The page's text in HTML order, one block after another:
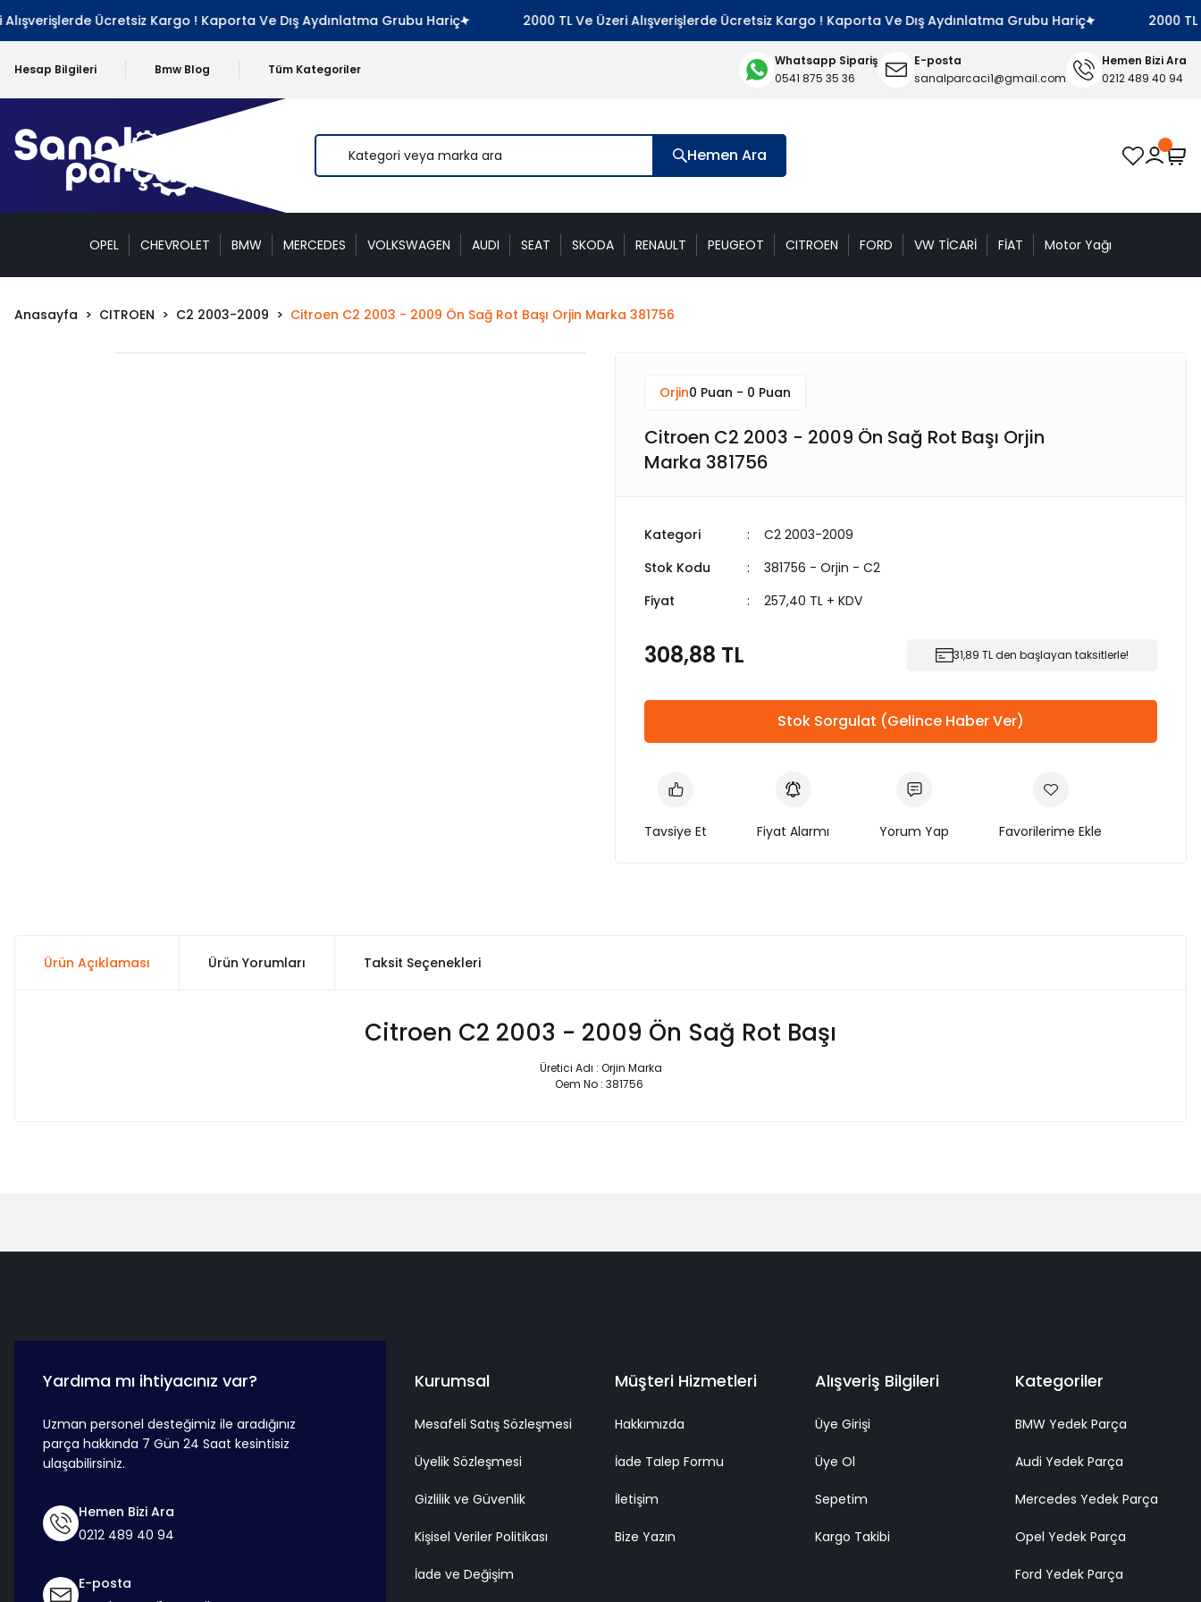
Ücretsiz Kargo ! Kaporta Ve Dış Aydınlatma Grubu Hariç 2000 TL Ve Üzeri Alışverişlerde Ücretsiz Kargo ! Kaporta Ve Dış Aydınlatma Grubu Hariç 2000 TL
Hesap Bilgileri Bmw Blog Tüm Kategoriler
Whatsapp Sipariş
0541 875 35 36
E-posta
sanalparcaci1@gmail.com
Hemen Bizi Ara
0212 489 40 94
Hemen Ara
OPEL CHEVROLET BMW MERCEDES VOLKSWAGEN AUDI SEAT SKODA RENAULT PEUGEOT CITROEN FORD VW TİCARİ FİAT Motor Yağı
Anasayfa CITROEN C2 2003-2009 Citroen C2 2003 - 2009 Ön Sağ Rot Başı Orjin Marka 381756
Orjin0 Puan - 0 Puan
Citroen C2 2003 - 2009 Ön Sağ Rot Başı Orjin
Marka 381756
Kategori
C2 2003-2009
Stok Kodu
381756 - Orjin - C2
Fiyat
257,40 TL + KDV
308,88 TL 31,89 TL den başlayan taksitlerle!
Stok Sorgulat (Gelince Haber Ver)
Tavsiye Et Fiyat Alarmı Yorum Yap
Ürün Açıklaması Ürün Yorumları Taksit Seçenekleri
Citroen C2 2003 - 2009 Ön Sağ Rot Başı
Üretici Adı : Orjin Marka
Oem No : 381756
Yardıma mı ihtiyacınız var?
Uzman personel desteğimiz ile aradığınız
parça hakkında 7 Gün 24 Saat kesintisiz
ulaşabilirsiniz.
Hemen Bizi Ara
0212 489 40 94
E-posta
Kurumsal
Mesafeli Satış Sözleşmesi
Üyelik Sözleşmesi
Gizlilik ve Güvenlik
Kişisel Veriler Politikası
İade ve Değişim
Müşteri Hizmetleri
Hakkımızda
İade Talep Formu
İletişim
Bize Yazın
Alışveriş Bilgileri
Üye Girişi
Üye Ol
Sepetim
Kargo Takibi
Kategoriler
BMW Yedek Parça
Audi Yedek Parça
Mercedes Yedek Parça
Opel Yedek Parça
Ford Yedek Parça